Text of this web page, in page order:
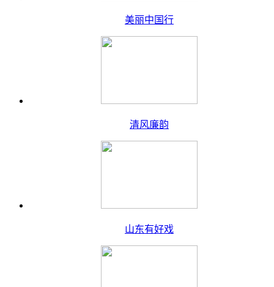
美丽中国行
清风廉韵
山东有好戏